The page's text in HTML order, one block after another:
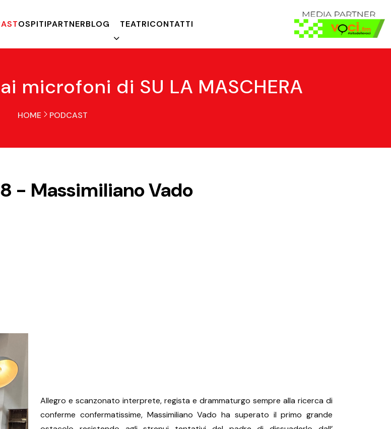
OSPITIPARTNERBLOG TEATRICONTATTI
microfoni di SU LA MASCHERA
HOME PODCAST
- Massimiliano Vado
Allegro e scanzonato interprete, regista e drammaturgo sempre alla ricerca di
conferme confermatissime, Massimiliano Vado ha superato il primo grande